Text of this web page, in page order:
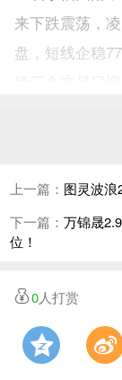
来下跌震荡，
盘，短线企稳
续三个交易日
双重共振下走
临前期日线级
注77-76.5区域
口有望迎来日
耐心等待关键
盘回踩企稳
上一篇： 图灵波
下一篇： 万锦晟
位！
0人打赏